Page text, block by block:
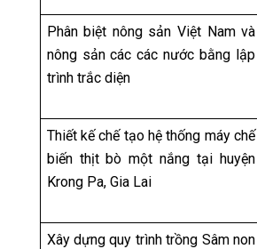
Phân biệt nông sản Việt Nam và
nông sản các các nước bằng lập
trình trắc diện
Thiết kế chế tạo hệ thống máy chế
biến thịt bò một nắng tại huyện
Krong Pa, Gia Lai
Xây dựng quy trình trồng Sâm non